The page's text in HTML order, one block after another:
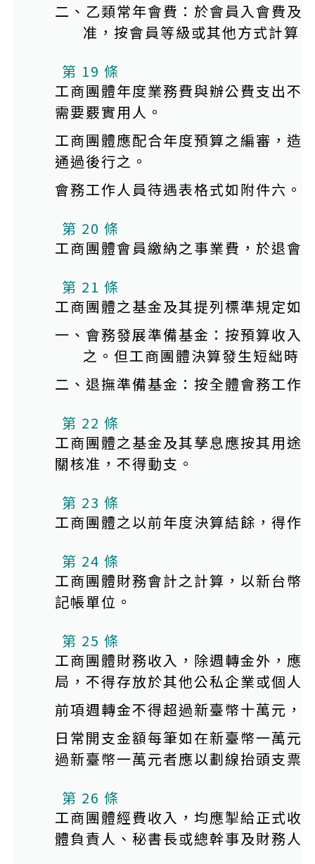
二、乙類常年會費：於會員入會費及
准，按會員等級或其他方式計算。
本條文有附件
第 19 條
工商團體年度業務費與辦公費支出不
需要覈實用人。
工商團體應配合年度預算之編審，造
通過後行之。
會務工作人員待遇表格式如附件六。
第 20 條
工商團體會員繳納之事業費，於退會
第 21 條
工商團體之基金及其提列標準規定如
一、會務發展準備基金：按預算收入
之。但工商團體決算發生短絀時
二、退撫準備基金：按全體會務工作
第 22 條
工商團體之基金及其孳息應按其用途
關核准，不得動支。
第 23 條
工商團體之以前年度決算結餘，得作
第 24 條
工商團體財務會計之計算，以新台幣
記帳單位。
第 25 條
工商團體財務收入，除週轉金外，應
局，不得存放於其他公私企業或個人
前項週轉金不得超過新臺幣十萬元，
日常開支金額每筆如在新臺幣一萬元
過新臺幣一萬元者應以劃線抬頭支票
第 26 條
工商團體經費收入，均應掣給正式收
體負責人、秘書長或總幹事及財務人